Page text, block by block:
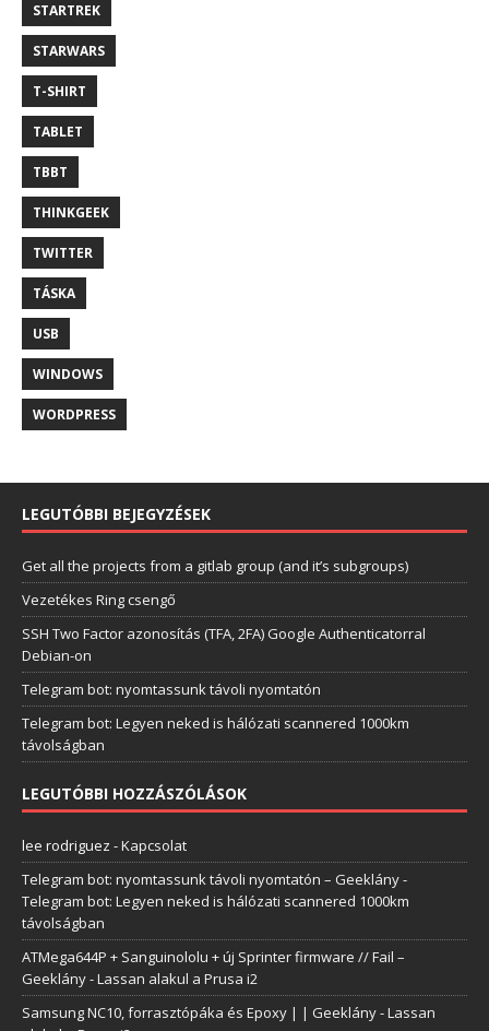
STARTREK
STARWARS
T-SHIRT
TABLET
TBBT
THINKGEEK
TWITTER
TÁSKA
USB
WINDOWS
WORDPRESS
LEGUTÓBBI BEJEGYZÉSEK
Get all the projects from a gitlab group (and it’s subgroups)
Vezetékes Ring csengő
SSH Two Factor azonosítás (TFA, 2FA) Google Authenticatorral
Debian-on
Telegram bot: nyomtassunk távoli nyomtatón
Telegram bot: Legyen neked is hálózati scannered 1000km
távolságban
LEGUTÓBBI HOZZÁSZÓLÁSOK
lee rodriguez -Kapcsolat
Telegram bot: nyomtassunk távoli nyomtatón – Geeklány-
Telegram bot: Legyen neked is hálózati scannered 1000km
távolságban
ATMega644P + Sanguinololu + új Sprinter firmware // Fail –
Geeklány-Lassan alakul a Prusa i2
Samsung NC10, forrasztópáka és Epoxy | | Geeklány-Lassan